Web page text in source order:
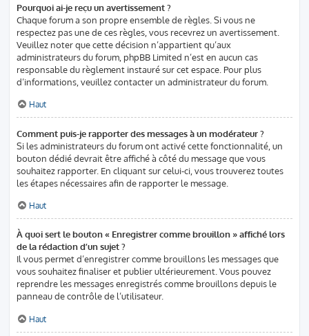
Pourquoi ai-je reçu un avertissement ?
Chaque forum a son propre ensemble de règles. Si vous ne
respectez pas une de ces règles, vous recevrez un avertissement.
Veuillez noter que cette décision n’appartient qu’aux
administrateurs du forum, phpBB Limited n’est en aucun cas
responsable du règlement instauré sur cet espace. Pour plus
d’informations, veuillez contacter un administrateur du forum.
Haut
Comment puis-je rapporter des messages à un modérateur ?
Si les administrateurs du forum ont activé cette fonctionnalité, un
bouton dédié devrait être affiché à côté du message que vous
souhaitez rapporter. En cliquant sur celui-ci, vous trouverez toutes
les étapes nécessaires afin de rapporter le message.
Haut
À quoi sert le bouton « Enregistrer comme brouillon » affiché lors
de la rédaction d’un sujet ?
Il vous permet d’enregistrer comme brouillons les messages que
vous souhaitez finaliser et publier ultérieurement. Vous pouvez
reprendre les messages enregistrés comme brouillons depuis le
panneau de contrôle de l’utilisateur.
Haut